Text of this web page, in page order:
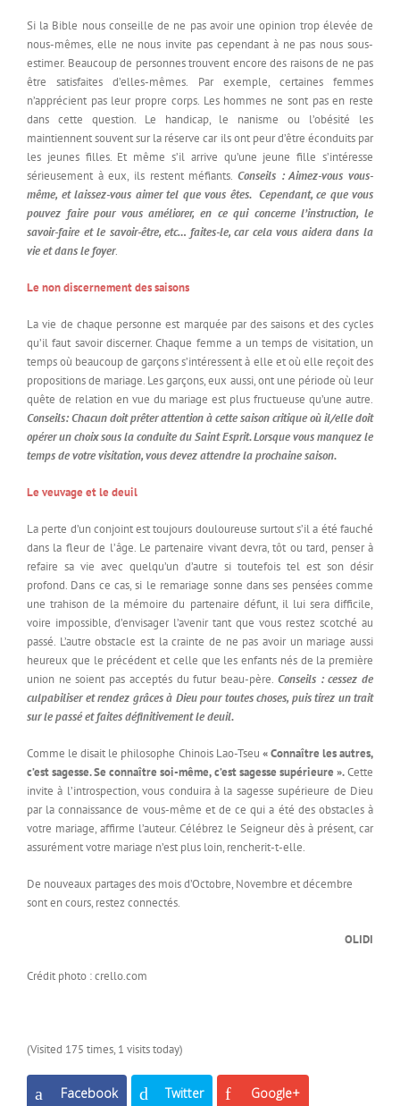
Si la Bible nous conseille de ne pas avoir une opinion trop élevée de
nous-mêmes, elle ne nous invite pas cependant à ne pas nous sous-
estimer. Beaucoup de personnes trouvent encore des raisons de ne pas
être satisfaites d’elles-mêmes. Par exemple, certaines femmes
n’apprécient pas leur propre corps. Les hommes ne sont pas en reste
dans cette question. Le handicap, le nanisme ou l’obésité les
maintiennent souvent sur la réserve car ils ont peur d’être éconduits par
les jeunes filles. Et même s’il arrive qu’une jeune fille s’intéresse
sérieusement à eux, ils restent méfiants. Conseils : Aimez-vous vous-
même, et laissez-vous aimer tel que vous êtes. Cependant, ce que vous
pouvez faire pour vous améliorer, en ce qui concerne l’instruction, le
savoir-faire et le savoir-être, etc… faites-le, car cela vous aidera dans la
vie et dans le foyer.
Le non discernement des saisons
La vie de chaque personne est marquée par des saisons et des cycles
qu’il faut savoir discerner. Chaque femme a un temps de visitation, un
temps où beaucoup de garçons s’intéressent à elle et où elle reçoit des
propositions de mariage. Les garçons, eux aussi, ont une période où leur
quête de relation en vue du mariage est plus fructueuse qu’une autre.
Conseils: Chacun doit prêter attention à cette saison critique où il/elle doit
opérer un choix sous la conduite du Saint Esprit. Lorsque vous manquez le
temps de votre visitation, vous devez attendre la prochaine saison.
Le veuvage et le deuil
La perte d’un conjoint est toujours douloureuse surtout s’il a été fauché
dans la fleur de l’âge. Le partenaire vivant devra, tôt ou tard, penser à
refaire sa vie avec quelqu’un d’autre si toutefois tel est son désir
profond. Dans ce cas, si le remariage sonne dans ses pensées comme
une trahison de la mémoire du partenaire défunt, il lui sera difficile,
voire impossible, d’envisager l’avenir tant que vous restez scotché au
passé. L’autre obstacle est la crainte de ne pas avoir un mariage aussi
heureux que le précédent et celle que les enfants nés de la première
union ne soient pas acceptés du futur beau-père. Conseils : cessez de
culpabiliser et rendez grâces à Dieu pour toutes choses, puis tirez un trait
sur le passé et faites définitivement le deuil.
Comme le disait le philosophe Chinois Lao-Tseu « Connaître les autres,
c’est sagesse. Se connaître soi-même, c’est sagesse supérieure ».Cette
invite à l’introspection, vous conduira à la sagesse supérieure de Dieu
par la connaissance de vous-même et de ce qui a été des obstacles à
votre mariage, affirme l’auteur. Célébrez le Seigneur dès à présent, car
assurément votre mariage n’est plus loin, rencherit-t-elle.
De nouveaux partages des mois d’Octobre, Novembre et décembre
sont en cours, restez connectés.
OLIDI
Crédit photo : crello.com
(Visited 175 times, 1 visits today)
Facebook Twitter Google+